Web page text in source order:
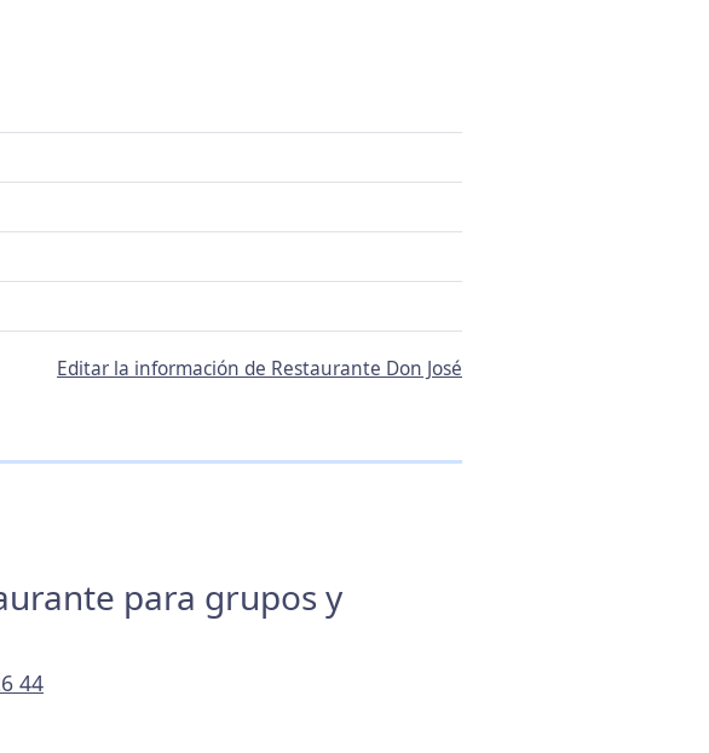
Editar la información de Restaurante Don José
para grupos y
44